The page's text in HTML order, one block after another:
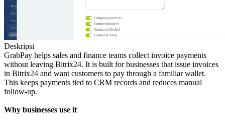
Deskripsi
GrabPay helps sales and finance teams collect invoice payments
without leaving Bitrix24. It is built for businesses that issue invoices
in Bitrix24 and want customers to pay through a familiar wallet.
This keeps payments tied to CRM records and reduces manual
follow‑up.
Why businesses use it